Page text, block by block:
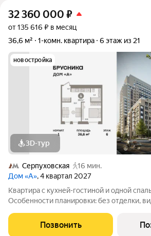
32 360 000 ₽
от 135 616 ₽ в месяц
36,6 м²
1-комн. квартира 6 этаж из 21
новостройка
3D-тур
Серпуховская
16 мин.
Дом «А», 4 квартал 2027
Квартира с кухней-гостиной и одной
Особенности планировки: без отделки,
застройщика Брусника располагается на
с метро Павелецкая. В
Позвонить